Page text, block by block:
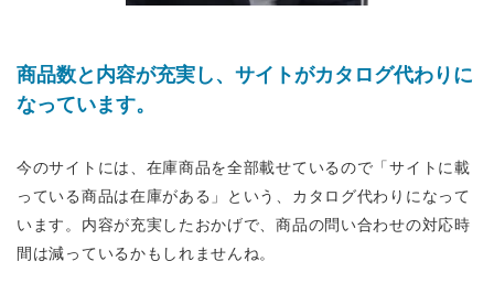
商品数と内容が充実し、サイトがカタログ代わりに
なっています。
今のサイトには、在庫商品を全部載せているので「サイトに載
っている商品は在庫がある」という、カタログ代わりになって
います。内容が充実したおかげで、商品の問い合わせの対応時
間は減っているかもしれませんね。